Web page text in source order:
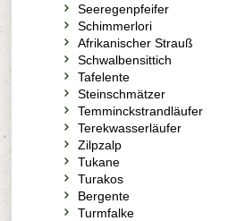
Seeregenpfeifer
Schimmerlori
Afrikanischer Strauß
Schwalbensittich
Tafelente
Steinschmätzer
Temminckstrandläufer
Terekwasserläufer
Zilpzalp
Tukane
Turakos
Bergente
Turmfalke